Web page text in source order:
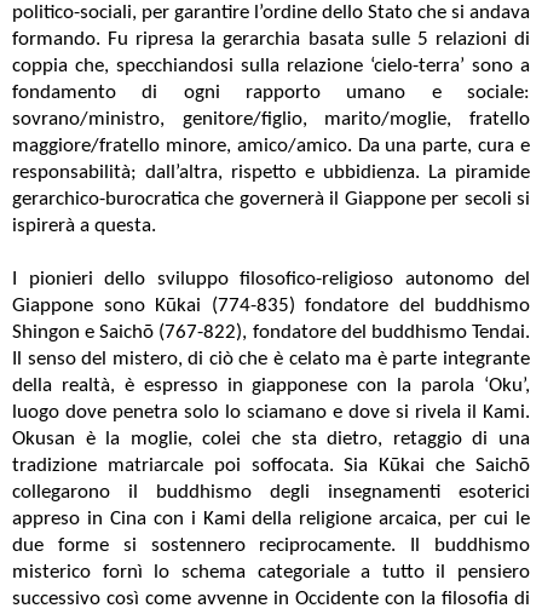
politico-sociali, per garantire l’ordine dello Stato che si andava
formando. Fu ripresa la gerarchia basata sulle 5 relazioni di
coppia che, specchiandosi sulla relazione ‘cielo-terra’ sono a
fondamento di ogni rapporto umano e sociale:
sovrano/ministro, genitore/figlio, marito/moglie, fratello
maggiore/fratello minore, amico/amico. Da una parte, cura e
responsabilità; dall’altra, rispetto e ubbidienza. La piramide
gerarchico-burocratica che governerà il Giappone per secoli si
ispirerà a questa.
I pionieri dello sviluppo filosofico-religioso autonomo del
Giappone sono Kūkai (774-835) fondatore del buddhismo
Shingon e Saichō (767-822), fondatore del buddhismo Tendai.
Il senso del mistero, di ciò che è celato ma è parte integrante
della realtà, è espresso in giapponese con la parola ‘Oku’,
luogo dove penetra solo lo sciamano e dove si rivela il Kami.
Okusan è la moglie, colei che sta dietro, retaggio di una
tradizione matriarcale poi soffocata. Sia Kūkai che Saichō
collegarono il buddhismo degli insegnamenti esoterici
appreso in Cina con i Kami della religione arcaica, per cui le
due forme si sostennero reciprocamente. Il buddhismo
misterico fornì lo schema categoriale a tutto il pensiero
successivo così come avvenne in Occidente con la filosofia di